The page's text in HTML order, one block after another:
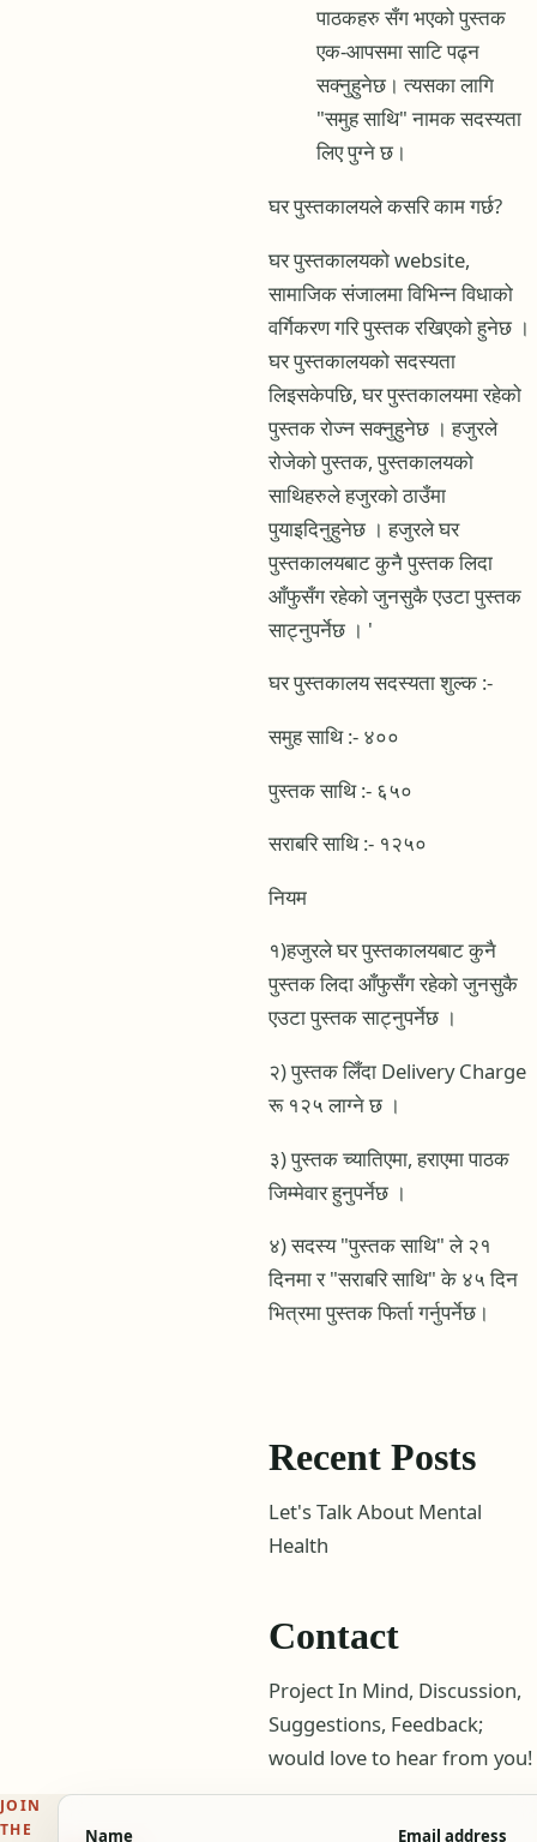
पाठकहरु सँग भएको पुस्तक
एक-आपसमा साटि पढ्न
सक्नुहुनेछ। त्यसका लागि
"समुह साथि" नामक सदस्यता
लिए पुग्ने छ।
घर पुस्तकालयले कसरि काम गर्छ?
घर पुस्तकालयको website,‌
सामाजिक संजालमा विभिन्न विधाको
वर्गिकरण गरि पुस्तक रखिएको हुनेछ ।
घर पुस्तकालयको सदस्यता
लिइसकेपछि, घर पुस्तकालयमा रहेको
पुस्तक रोज्न सक्नुहुनेछ । हजुरले
रोजेको पुस्तक, पुस्तकालयको
साथिहरुले हजुरको ठाउँमा
पुयाइदिनुहुनेछ । हजुरले घर
पुस्तकालयबाट कुनै पुस्तक लिदा
आँफुसँग रहेको जुनसुकै एउटा पुस्तक
साट्नुपर्नेछ । '
घर पुस्तकालय सदस्यता शुल्क :-
समुह साथि :- ४००
पुस्तक साथि :- ६५०
सराबरि साथि :- १२५०
‌नियम
१)हजुरले घर पुस्तकालयबाट कुनै
पुस्तक लिदा आँफुसँग रहेको जुनसुकै
एउटा पुस्तक साट्नुपर्नेछ ।
२) पुस्तक लिँदा Delivery Charge
रू १२५ लाग्ने छ ।
३) पुस्तक च्यातिएमा, हराएमा पाठक
जिम्मेवार हुनुपर्नेछ ।
४) सदस्य "पुस्तक साथि" ले २१
दिनमा र "सराबरि साथि" के ४५ दिन
भित्रमा पुस्तक फिर्ता गर्नुपर्नेछ।
Recent Posts
Let's Talk About Mental
Health
Contact
Project In Mind, Discussion,
Suggestions, Feedback;
would love to hear from you!
JOIN
THE
Name Email address